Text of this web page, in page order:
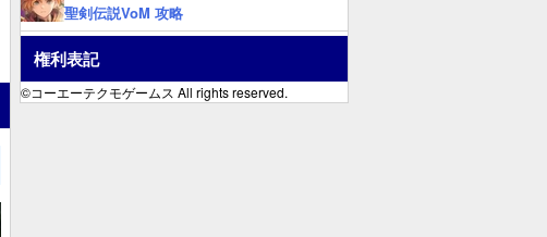
聖剣伝説VoM 攻略
権利表記
©コーエーテクモゲームス All rights reserved.